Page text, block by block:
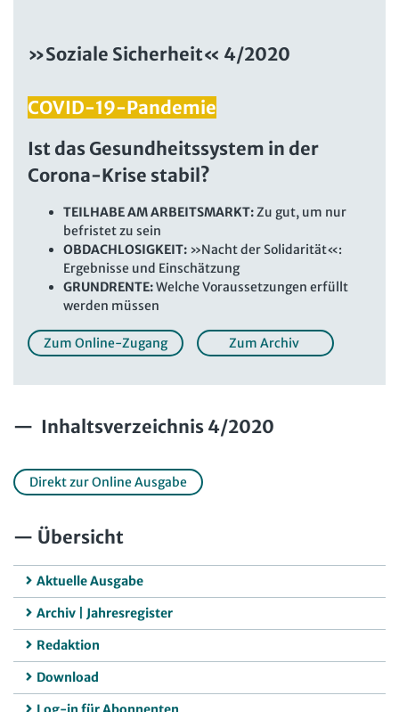
Personalratswissen online
Arbeitszeit online
KI-Praxis Arbeitsrecht online
JAV-Praxis online
Bund SHOP
Abo
Presse Interne Meldestelle
Datenschutz
AGB Impressum
Kontakt
Erklärung zur Barrierefreiheit
Verlag
Karriere Buchhandel
»Soziale Sicherheit« 4/2020
COVID-19-Pandemie
Ist das Gesundheitssystem in der
Corona-Krise stabil?
TEILHABE AM ARBEITSMARKT:Zu gut, um nur
befristet zu sein
OBDACHLOSIGKEIT: »Nacht der Solidarität«:
Ergebnisse und Einschätzung
GRUNDRENTE:Welche Voraussetzungen erfüllt
werden müssen
Zum Online-Zugang Zum Archiv
Inhaltsverzeichnis 4/2020
Direkt zur Online Ausgabe
Übersicht
Aktuelle Ausgabe
Archiv | Jahresregister
Redaktion
Download